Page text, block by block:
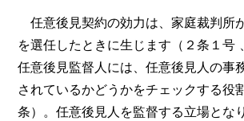
任意後見契約の効力は、家庭裁判所
を選任したときに生じます（２条１号
任意後見監督人には、任意後見人の事
されているかどうかをチェックする役
条）。任意後見人を監督する立場とな